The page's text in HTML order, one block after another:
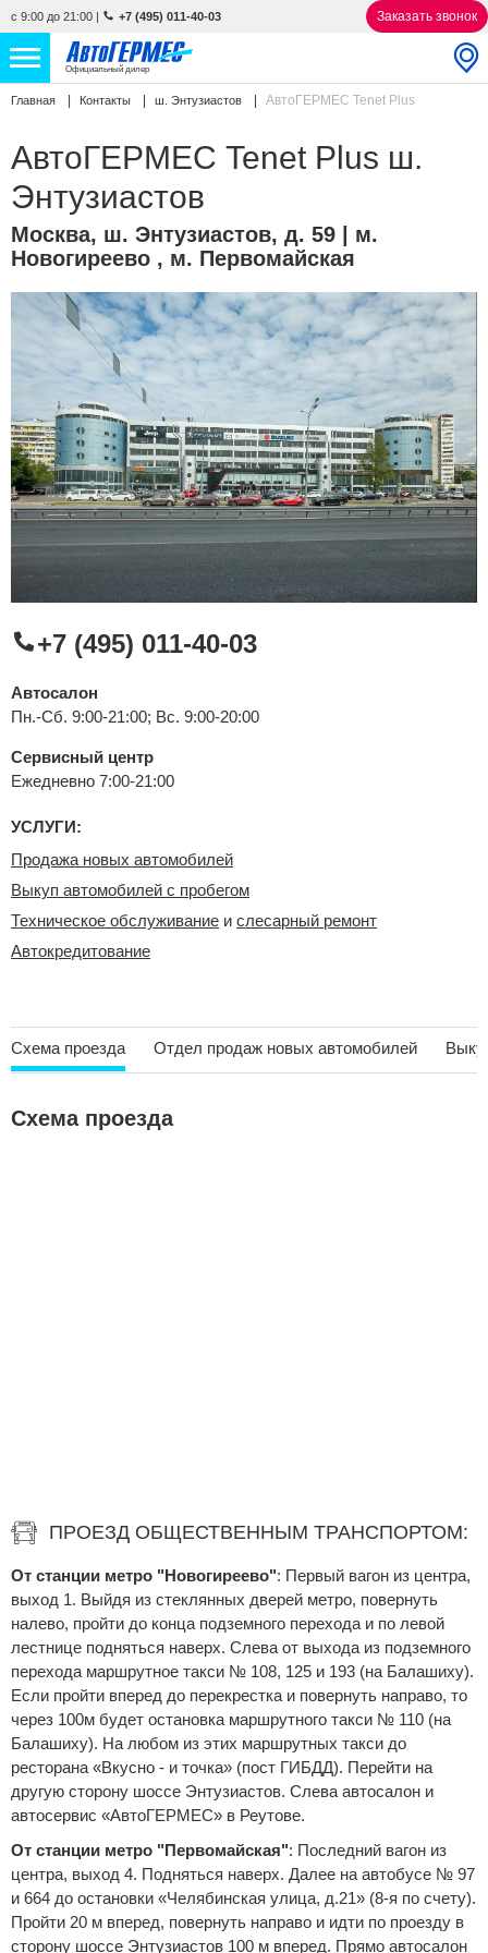
с 9:00 до 21:00 | +7 (495) 011-40-03 Заказать звонок
Официальный дилер
НОВЫЕ АВТОМОБИЛИ 4776 авто
С ПРОБЕГОМ 858 авто
СЕРВИС
УСЛУГИ
АКЦИИ
О КОМПАНИИ
КОНТАКТЫ
Избранное
Сравнение
Личный кабинет
Главная Контакты ш. Энтузиастов АвтоГЕРМЕС Tenet Plus
АвтоГЕРМЕС Tenet Plus ш.
Энтузиастов
Москва, ш. Энтузиастов, д. 59 | м.
Новогиреево , м. Первомайская
+7 (495) 011-40-03
Автосалон
Пн.-Сб. 9:00-21:00; Вс. 9:00-20:00
Сервисный центр
Ежедневно 7:00-21:00
УСЛУГИ:
Продажа новых автомобилей
Выкуп автомобилей с пробегом
Техническое обслуживание и слесарный ремонт
Автокредитование
Схема проезда Отдел продаж новых автомобилей
Схема проезда
ПРОЕЗД ОБЩЕСТВЕННЫМ ТРАНСПОРТОМ:
От станции метро "Новогиреево": Первый вагон из центра,
выход 1. Выйдя из стеклянных дверей метро, повернуть
налево, пройти до конца подземного перехода и по левой
лестнице подняться наверх. Слева от выхода из подземного
перехода маршрутное такси № 108, 125 и 193 (на Балашиху).
Если пройти вперед до перекрестка и повернуть направо, то
через 100м будет остановка маршрутного такси № 110 (на
Балашиху). На любом из этих маршрутных такси до
ресторана «Вкусно - и точка» (пост ГИБДД). Перейти на
другую сторону шоссе Энтузиастов. Слева автосалон и
автосервис «АвтоГЕРМЕС» в Реутове.
От станции метро "Первомайская": Последний вагон из
центра, выход 4. Подняться наверх. Далее на автобусе № 97
и 664 до остановки «Челябинская улица, д.21» (8-я по счету).
Пройти 20 м вперед, повернуть направо и идти по проезду в
сторону шоссе Энтузиастов 100 м вперед. Прямо автосалон